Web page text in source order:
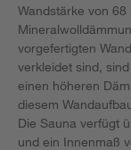
Wandstärke von
vorgefertigten
verkleidet sind,
einen höheren
diesem
Die Sauna verfügt
und ein Innenmaß